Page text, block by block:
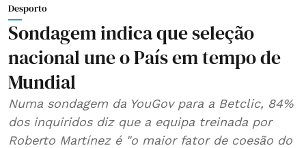
Desporto
Sondagem indica que seleção
nacional une o País em tempo de
Mundial
Numa sondagem da YouGov para a Betclic, 84%
dos inquiridos diz que a equipa treinada por
Roberto Martínez é "o maior fator de coesão do